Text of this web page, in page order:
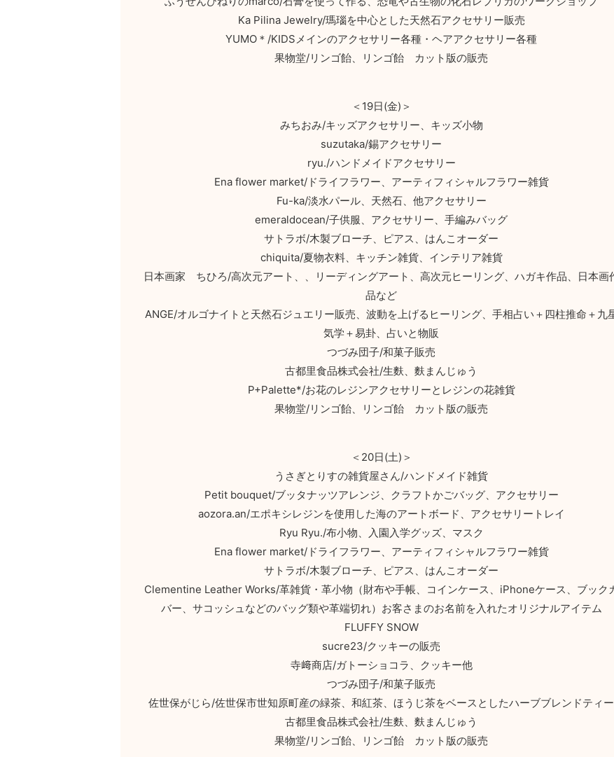
Ka Pilina Jewelry/瑪瑙を中心とした天然石アクセサリー販売
YUMO＊/KIDSメインのアクセサリー各種・ヘアアクセサリー各種
果物堂/リンゴ飴、リンゴ飴 カット版の販売
＜19日(金)＞
みちおみ/キッズアクセサリー、キッズ小物
suzutaka/錫アクセサリー
ryu./ハンドメイドアクセサリー
Ena flower market/ドライフラワー、アーティフィシャルフラワー雑貨
Fu-ka/淡水パール、天然石、他アクセサリー
emeraldocean/子供服、アクセサリー、手編みバッグ
サトラボ/木製ブローチ、ピアス、はんこオーダー
chiquita/夏物衣料、キッチン雑貨、インテリア雑貨
日本画家 ちひろ/高次元アート、、リーディングアート、高次元ヒーリング、ハガキ作品、日本画
品など
ANGE/オルゴナイトと天然石ジュエリー販売、波動を上げるヒーリング、手相占い＋四柱推命＋九
気学＋易卦、占いと物販
つづみ団子/和菓子販売
古都里食品株式会社/生麩、麩まんじゅう
P+Palette*/お花のレジンアクセサリーとレジンの花雑貨
果物堂/リンゴ飴、リンゴ飴 カット版の販売
＜20日(土)＞
うさぎとりすの雑貨屋さん/ハンドメイド雑貨
Petit bouquet/ブッタナッツアレンジ、クラフトかごバッグ、アクセサリー
aozora.an/エポキシレジンを使用した海のアートボード、アクセサリートレイ
Ryu Ryu./布小物、入園入学グッズ、マスク
Ena flower market/ドライフラワー、アーティフィシャルフラワー雑貨
サトラボ/木製ブローチ、ピアス、はんこオーダー
Clementine Leather Works/革雑貨・革小物（財布や手帳、コインケース、iPhoneケース、ブック
バー、サコッシュなどのバッグ類や革端切れ）お客さまのお名前を入れたオリジナルアイテム
FLUFFY SNOW
sucre23/クッキーの販売
寺﨑商店/ガトーショコラ、クッキー他
つづみ団子/和菓子販売
佐世保がじら/佐世保市世知原町産の緑茶、和紅茶、ほうじ茶をベースとしたハーブブレンドティー
古都里食品株式会社/生麩、麩まんじゅう
果物堂/リンゴ飴、リンゴ飴 カット版の販売